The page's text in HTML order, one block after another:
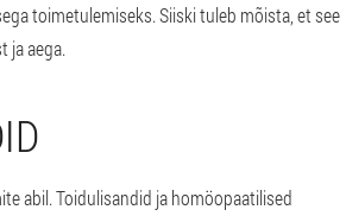
toimetulemiseks. Siiski tuleb mõista, et see
ja aega.
abil. Toidulisandid ja homöopaatilised